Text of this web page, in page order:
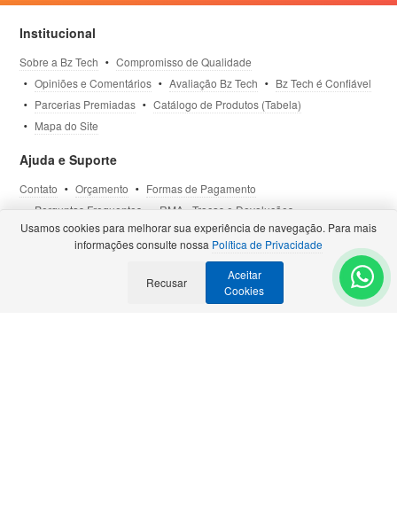
Institucional
Sobre a Bz Tech
Compromisso de Qualidade
Opiniões e Comentários
Avaliação Bz Tech
Bz Tech é Confiável
Parcerias Premiadas
Catálogo de Produtos (Tabela)
Mapa do Site
Ajuda e Suporte
Contato Orçamento
Formas de Pagamento
Perguntas Frequentes
RMA - Trocas e Devoluções
Política de Privacidade
Termos de Uso Site Seguro
Selos e Certificações- Veja todas as Parcerias Premiadas
Usamos cookies para melhorar sua experiência de navegação. Para mais
informações consulte nossa Política de Privacidade
Recusar
Aceitar
Cookies